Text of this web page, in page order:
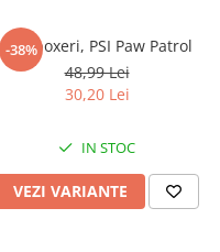
-38%
Slip boxeri, PSI Paw Patrol
48,99 Lei
30,20 Lei
IN STOC
VEZI VARIANTE